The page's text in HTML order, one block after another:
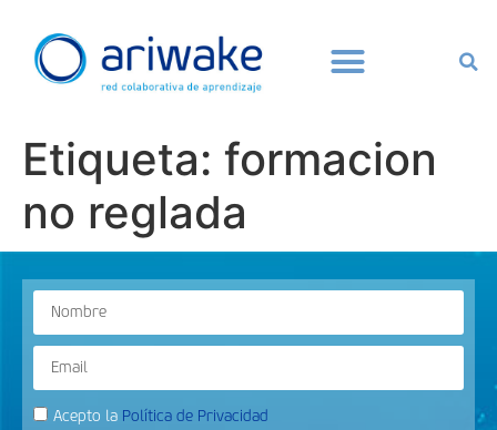
Etiqueta: formacion
no reglada
Acepto la Política de Privacidad